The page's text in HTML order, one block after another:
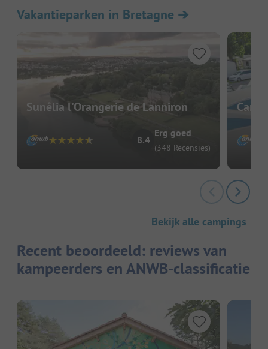
Vakantieparken in Bretagne ➔
Sunêlia l'Orangerie de Lanniron
8.4
Erg goed
(348 Recensies)
Bekijk alle campings
Recent beoordeeld: reviews van
kampeerders en ANWB-classificatie